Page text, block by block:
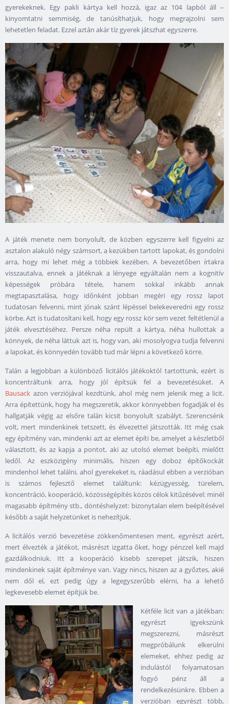
gyerekeknek. Egy pakli kártya kell hozzá, igaz az 104 lapból áll –
kinyomtatni semmiség, de tanúsíthatjuk, hogy megrajzolni sem
lehetetlen feladat. Ezzel aztán akár tíz gyerek játszhat egyszerre.
A játék menete nem bonyolult, de közben egyszerre kell figyelni az
asztalon alakuló négy számsort, a kezükben tartott lapokat, és gondolni
arra, hogy mi lehet még a többiek kezében. A bevezetőben írtakra
visszautalva, ennek a játéknak a lényege egyáltalán nem a kognitív
képességek próbára tétele, hanem sokkal inkább annak
megtapasztalása, hogy időnként jobban megéri egy rossz lapot
tudatosan felvenni, mint jónak szánt lépéssel belekeveredni egy rossz
körbe. Azt is tudatosítani kell, hogy egy rossz kör sem vezet feltétlenül a
játék elvesztéséhez. Persze néha repült a kártya, néha hullottak a
könnyek, de néha láttuk azt is, hogy van, aki mosolyogva tudja felvenni
a lapokat, és könnyedén tovább tud már lépni a következő körre.
Talán a legjobban a különböző licitálós játékoktól tartottunk, ezért is
koncentráltunk arra, hogy jól építsük fel a bevezetésüket. A
Bausack azon verziójával kezdtünk, ahol még nem jelenik meg a licit.
Arra építettünk, hogy ha megszeretik, akkor könnyebben fogadják el és
hallgatják végig az elsőre talán kicsit bonyolult szabályt. Szerencsénk
volt, mert mindenkinek tetszett, és élvezettel játszották. Itt még csak
egy építmény van, mindenki azt az elemet építi be, amelyet a készletből
választott, és az kapja a pontot, aki az utolsó elemet beépíti, mielőtt
ledől. Az eszközigény minimális, hiszen egy doboz építőkockát
mindenhol lehet találni, ahol gyerekeket is, ráadásul ebben a verzióban
is számos fejlesztő elemet találtunk: kézügyesség, türelem,
koncentráció, kooperáció, közösségépítés közös célok kitűzésével: minél
magasabb építmény stb., döntéshelyzet: bizonytalan elem beépítésével
később a saját helyzetünket is nehezítjük.
A licitálós verzió bevezetése zökkenőmentesen ment, egyrészt azért,
mert élvezték a játékot, másrészt izgatta őket, hogy pénzzel kell majd
gazdálkodniuk. Itt a kooperáció kisebb szerepet játszik, hiszen
mindenkinek saját építménye van. Vagy nincs, hiszen az a győztes, akié
nem dől el, ezt pedig úgy a legegyszerűbb elérni, ha a lehető
legkevesebb elemet építjük be.
Kétféle licit van a játékban:
egyrészt igyekszünk
megszerezni, másrészt
megpróbálunk elkerülni
elemeket, ehhez pedig az
indulástól folyamatosan
fogyó pénz áll a
rendelkezésünkre. Ebben a
verzióban egyrészt több,